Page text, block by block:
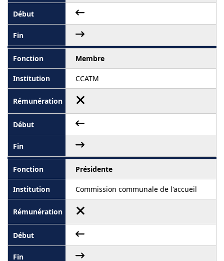
Membre
CCATM
Présidente
Commission communale de l'accueil